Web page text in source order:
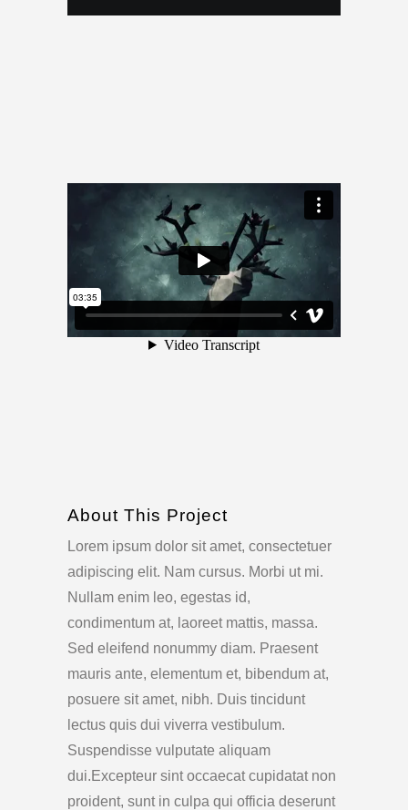
About This Project
Lorem ipsum dolor sit amet, consectetuer
adipiscing elit. Nam cursus. Morbi ut mi.
Nullam enim leo, egestas id,
condimentum at, laoreet mattis, massa.
Sed eleifend nonummy diam. Praesent
mauris ante, elementum et, bibendum at,
posuere sit amet, nibh. Duis tincidunt
lectus quis dui viverra vestibulum.
Suspendisse vulputate aliquam
dui.Excepteur sint occaecat cupidatat non
proident, sunt in culpa qui officia deserunt